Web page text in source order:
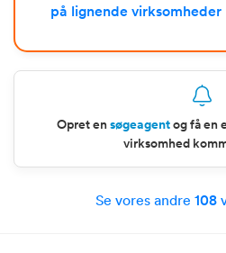
på lignende virksomheder
Opret en søgeagentog få en
virksomhed
Se vores andre 108